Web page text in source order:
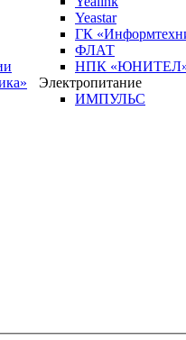
Yeastar
ГК
ФЛАТ
НПК
Электропитание
ИМПУЛЬС